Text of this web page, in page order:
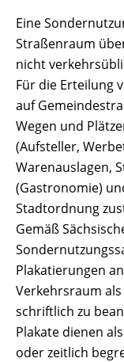
Eine
Straßenraum
nicht
Für die Erteilung
auf
Wegen und
(Aufsteller,
Warenauslagen,
(Gastronomie)
Stadtordnung
Gemäß
Plakatierungen
Verkehrsraum
schriftlich zu
Plakate dienen
oder zeitlich